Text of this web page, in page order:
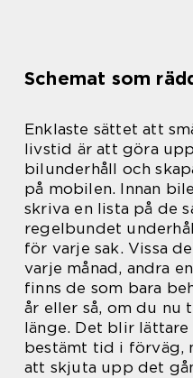
Schemat som
Enklaste sättet att
livstid är att göra
bilunderhåll och
på mobilen. Innan
skriva en lista på de
regelbundet
för varje sak. Vissa
varje månad, andra
finns de som bara
år eller så, om du nu
länge. Det blir
bestämt tid i förväg,
att skjuta upp det